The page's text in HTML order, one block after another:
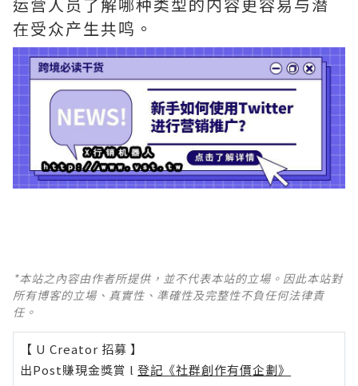
在受众产生共鸣。
*本站之內容由作者所提供，並不代表本站的立場。因此本站對
所有博客的立場、真實性、準確性及完整性不負任何法律責
任。
【 U Creator 招募 】
出Post賺現金獎賞 l 登記《社群創作有價企劃》